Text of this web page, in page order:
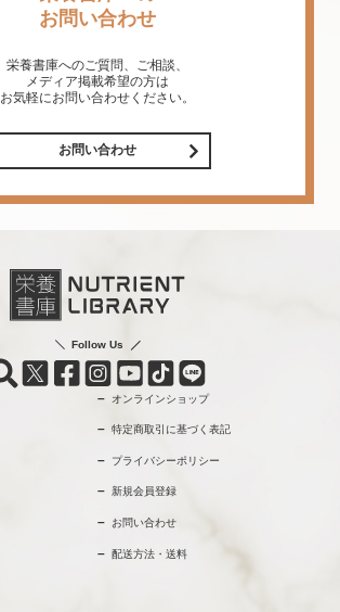
お問い合わせ
栄養書庫へのご質問、ご相談、
メディア掲載希望の方は
お気軽にお問い合わせください。
お問い合わせ
Follow Us
オンラインショップ
特定商取引に基づく表記
プライバシーポリシー
新規会員登録
お問い合わせ
配送方法・送料